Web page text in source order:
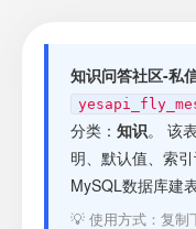
接口测试
知识问答社区-私
分类： 知识。 该
明、默认值、索
MySQL数据库建表
💡 使用方式：复制